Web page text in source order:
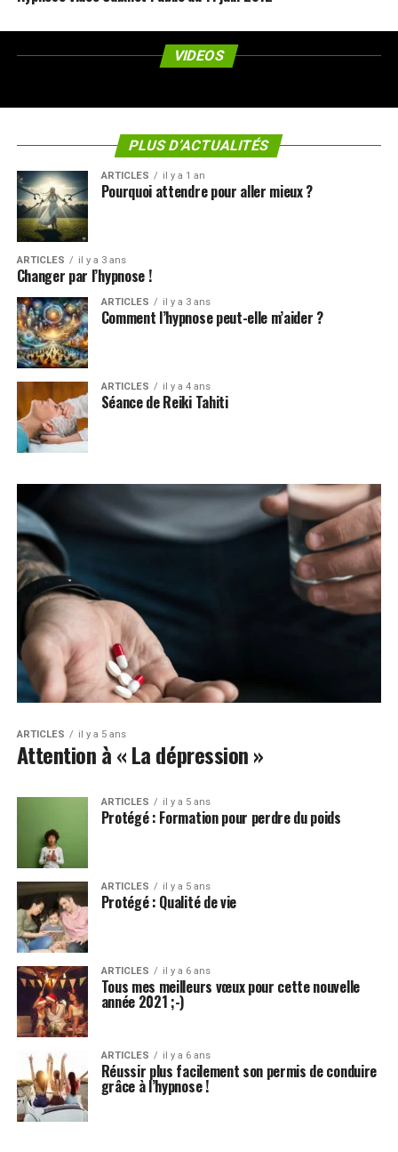
VIDEOS
PLUS D’ACTUALITÉS
ARTICLES il y a 1 an
Pourquoi attendre pour aller mieux ?
ARTICLES il y a 3 ans
Changer par l’hypnose !
ARTICLES il y a 3 ans
Comment l’hypnose peut-elle m’aider ?
ARTICLES il y a 4 ans
Séance de Reiki Tahiti
ARTICLES il y a 5 ans
Attention à « La dépression »
ARTICLES il y a 5 ans
Protégé : Formation pour perdre du poids
ARTICLES il y a 5 ans
Protégé : Qualité de vie
ARTICLES il y a 6 ans
Tous mes meilleurs vœux pour cette nouvelle
année 2021 ;-)
ARTICLES il y a 6 ans
Réussir plus facilement son permis de conduire
grâce à l’hypnose !